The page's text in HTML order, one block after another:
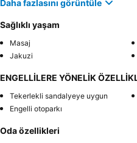
Daha fazlasını görüntüle
Sağlıklı yaşam
Masaj
Jakuzi
ENGELLİLERE YÖNELİK
Tekerlekli sandalyeye uygun
Engelli otoparkı
Oda özellikleri